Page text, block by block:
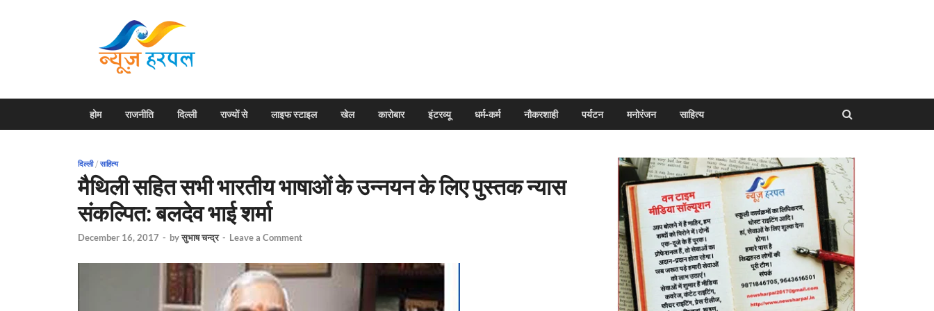
होम राजनीति दिल्ली राज्यों से लाइफ स्टाइल खेल कारोबार इंटरव्यू धर्म-कर्म नौकरशाही पर्यटन मनोरंजन साहित्य
दिल्ली/ साहित्य
मैथिली सहित सभी भारतीय भाषाओं के उन्नयन के लिए पुस्तक न्यास
संकल्पित: बलदेव भाई शर्मा
December 16, 2017 - byसुभाष चन्द्र - Leave a Comment